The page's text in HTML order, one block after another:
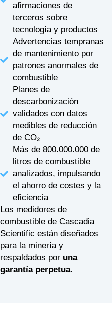
afirmaciones de
terceros sobre
tecnología y productos
Advertencias tempranas
de mantenimiento por
patrones anormales de
combustible
Planes de
descarbonización
validados con datos
medibles de reducción
de CO₂
Más de 800.000.000 de
litros de combustible
analizados, impulsando
el ahorro de costes y la
eficiencia
Los medidores de
combustible de Cascadia
Scientific están diseñados
para la minería y
respaldados por una
garantía perpetua.